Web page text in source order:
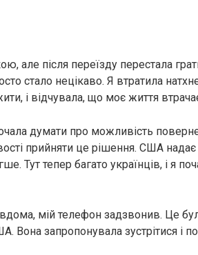
але після переїзду перестала
стало нецікаво. Я втратила
і відчувала, що моє життя
думати про можливість
прийняти це рішення. США
Тут тепер багато українців, і я
мій телефон задзвонив. Це
Вона запропонувала зустрітися і